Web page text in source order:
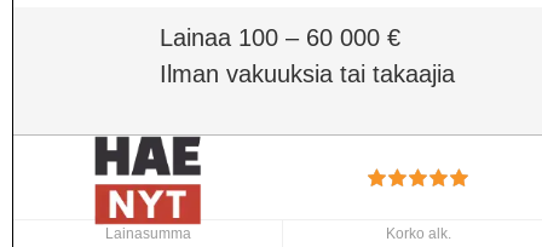
Lainaa 100 – 60 000 €
Ilman vakuuksia tai takaajia
Lainasumma Korko alk.